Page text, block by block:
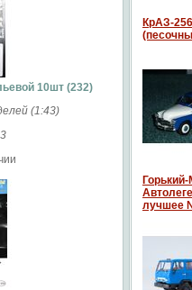
10шт (232)
(1:43)
КрАЗ-
лучшее